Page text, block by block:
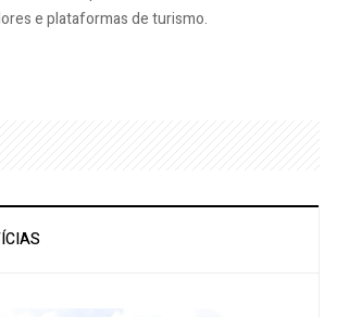
e plataformas de turismo.